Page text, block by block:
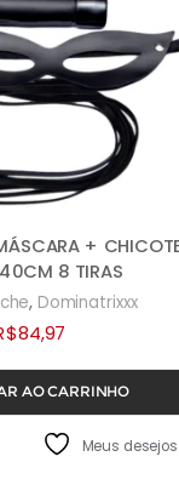
+
8 TIRAS
, Dominatrixxx
84,97
AO CARRINHO
Meus desejos